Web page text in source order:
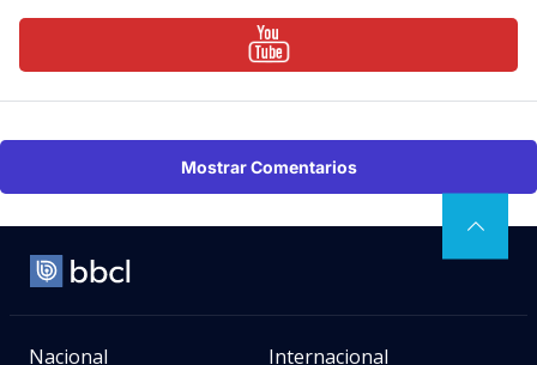
Mostrar Comentarios
Nacional Internacional